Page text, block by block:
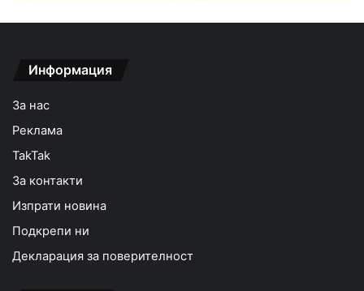
Информация
За нас
Реклама
TakTak
За контакти
Изпрати новина
Подкрепи ни
Декларация за поверителност